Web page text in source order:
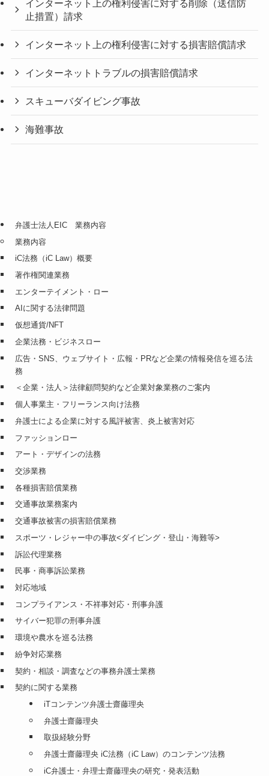
インターネット上の権利侵害に対する削除（送信防
止措置）請求
インターネット上の権利侵害に対する損害賠償請求
インターネットトラブルの損害賠償請求
スキューバダイビング事故
海難事故
弁護士法人EIC 業務内容
業務内容
iC法務（iC Law）概要
著作権関連業務
エンターテイメント・ロー
AIに関する法律問題
仮想通貨/NFT
企業法務・ビジネスロー
広告・SNS、ウェブサイト・広報・PRなど企業の情報発信を巡る法
務
＜企業・法人＞法律顧問契約など企業対象業務のご案内
個人事業主・フリーランス向け法務
弁護士による企業に対する風評被害、炎上被害対応
ファッションロー
アート・デザインの法務
交渉業務
各種損害賠償業務
交通事故業務案内
交通事故被害の損害賠償業務
スポーツ・レジャー中の事故<ダイビング・登山・海難等>
訴訟代理業務
民事・商事訴訟業務
対応地域
コンプライアンス・不祥事対応・刑事弁護
サイバー犯罪の刑事弁護
環境や農水を巡る法務
紛争対応業務
契約・相談・調査などの事務弁護士業務
契約に関する業務
iTコンテンツ弁護士齋藤理央
弁護士齋藤理央
取扱経験分野
弁護士齋藤理央 iC法務（iC Law）のコンテンツ法務
iC弁護士・弁理士齋藤理央の研究・発表活動